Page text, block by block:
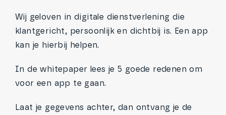
Wij geloven in digitale dienstverlening die
klantgericht, persoonlijk en dichtbij is. Een app
kan je hierbij helpen.
In de whitepaper lees je 5 goede redenen om
voor een app te gaan.
Laat je gegevens achter, dan ontvang je de